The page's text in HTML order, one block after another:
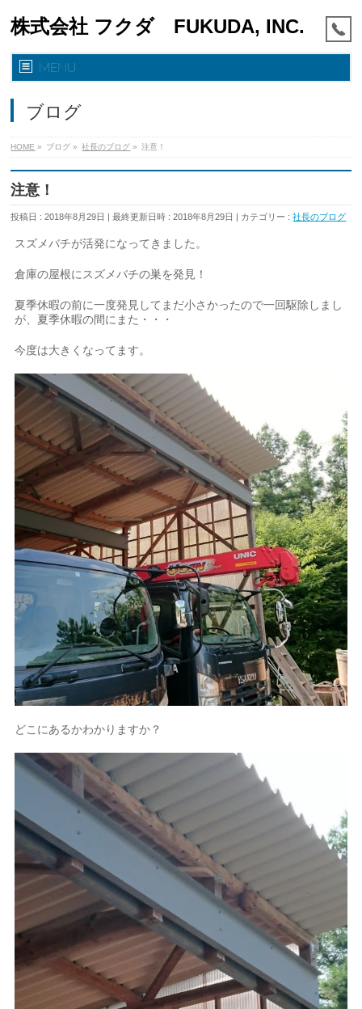
株式会社 フクダ FUKUDA, INC.
MENU
ブログ
HOME » ブログ » 社長のブログ » 注意！
注意！
投稿日 : 2018年8月29日 最終更新日時 : 2018年8月29日 カテゴリー :社長のブログ
スズメバチが活発になってきました。
倉庫の屋根にスズメバチの巣を発見！
夏季休暇の前に一度発見してまだ小さかったので一回駆除しまし
が、夏季休暇の間にまた・・・
今度は大きくなってます。
どこにあるかわかりますか？